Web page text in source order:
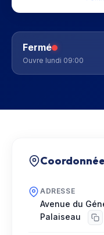
Fermé
Ouvre lundi 09:00
ADRESSE
Avenue du
Palaiseau